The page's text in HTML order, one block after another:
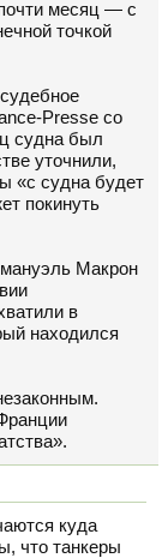
месяц — с
точкой
Presse со
судна был
уточнили,
«с судна будет
покинуть
Макрон
в
находился
куда
что танкеры